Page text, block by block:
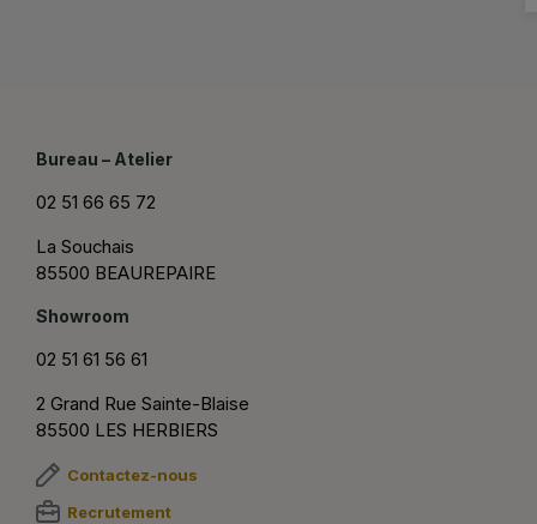
Bureau – Atelier
02 51 66 65 72
La Souchais
85500 BEAUREPAIRE
Showroom
02 51 61 56 61
2 Grand Rue Sainte-Blaise
85500 LES HERBIERS
Contactez-nous
Recrutement